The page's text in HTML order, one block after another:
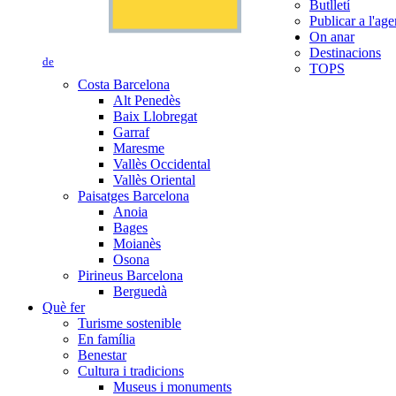
de
Butlletí
Publicar a
On anar
Destinacions
TOPS
Costa Barcelona
Alt Penedès
Baix Llobregat
Garraf
Maresme
Vallès Occidental
Vallès Oriental
Paisatges Barcelona
Anoia
Bages
Moianès
Osona
Pirineus Barcelona
Berguedà
Què fer
Turisme sostenible
En família
Benestar
Cultura i tradicions
Museus i monuments